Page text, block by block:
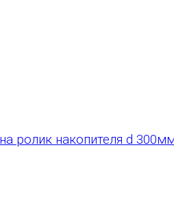
ролик накопителя d